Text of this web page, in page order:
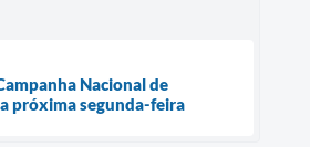
Nacional de
próxima segunda-feira